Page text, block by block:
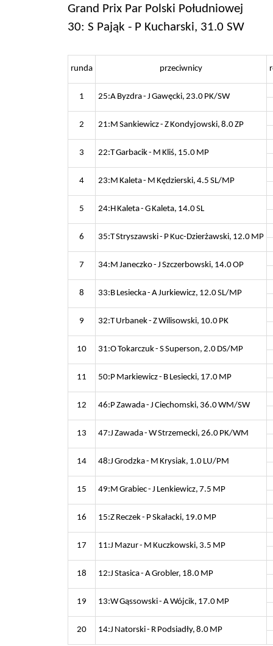
Grand Prix Par Polski Południowej
30: S Pająk - P Kucharski, 31.0 SW
runda przeciwnicy
1 25:A Byzdra - J Gawęcki, 23.0 PK/SW
2 21:M Sankiewicz - Z Kondyjowski, 8.0 ZP
3 22:T Garbacik - M Kliś, 15.0 MP
4 23:M Kaleta - M Kędzierski, 4.5 SL/MP
5 24:H Kaleta - G Kaleta, 14.0 SL
6 35:T Stryszawski - P Kuc-Dzierżawski, 12.0 MP
7 34:M Janeczko - J Szczerbowski, 14.0 OP
8 33:B Lesiecka - A Jurkiewicz, 12.0 SL/MP
9 32:T Urbanek - Z Wilisowski, 10.0 PK
10 31:O Tokarczuk - S Superson, 2.0 DS/MP
11 50:P Markiewicz - B Lesiecki, 17.0 MP
12 46:P Zawada - J Ciechomski, 36.0 WM/SW
13 47:J Zawada - W Strzemecki, 26.0 PK/WM
14 48:J Grodzka - M Krysiak, 1.0 LU/PM
15 49:M Grabiec - J Lenkiewicz, 7.5 MP
16 15:Z Reczek - P Skałacki, 19.0 MP
17 11:J Mazur - M Kuczkowski, 3.5 MP
18 12:J Stasica - A Grobler, 18.0 MP
19 13:W Gąssowski - A Wójcik, 17.0 MP
20 14:J Natorski - R Podsiadły, 8.0 MP